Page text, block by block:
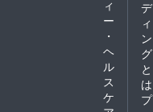
ィ
ー
・
ヘ
ル
ス
ケ
デ
ィ
ン
グ
と
は
プ